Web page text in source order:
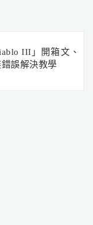
III」開箱文、
誤解決教學